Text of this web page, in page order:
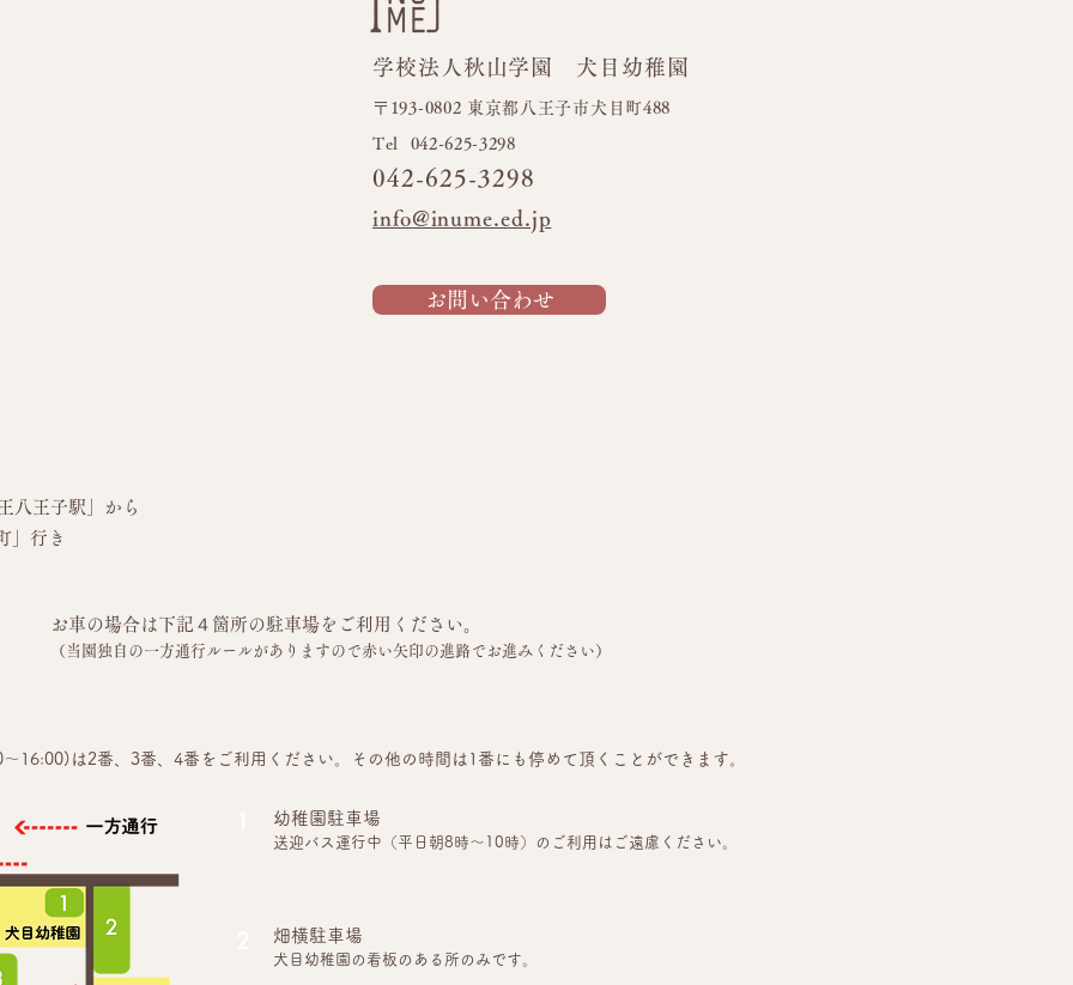
キッズボランティア🍉
学校法人秋山学園 犬目幼稚園
〒193-0802 東京都八王子市犬目町488
​Tel 042-625-3298
042-625-3298
info@inume.ed.jp
お問い合わせ
八王子駅」から
」行き
お車の場合は下記４箇所の駐車場をご利用ください。
（当園独自の一方通行ルールがありますので赤い矢印の進路でお進みください）
16:00)は2番、3番、4番をご利用ください。その他の時間は1番にも停めて頂くことができます。
幼稚園駐車場
送迎バス運行中（平日朝8時～10時）のご利用はご遠慮ください。
畑横駐車場
犬目幼稚園の看板のある所のみです。